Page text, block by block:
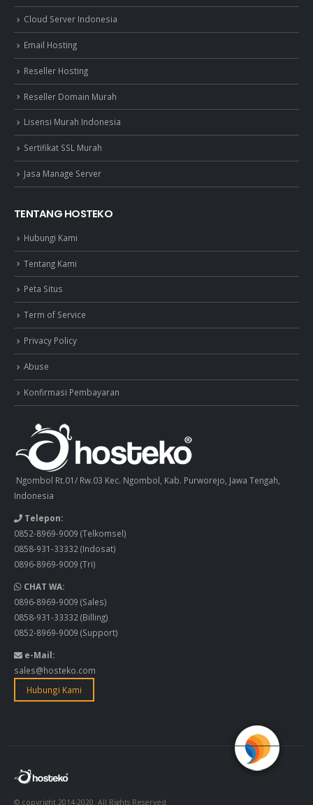
Cloud Server Indonesia
Email Hosting
Reseller Hosting
Reseller Domain Murah
Lisensi Murah Indonesia
Sertifikat SSL Murah
Jasa Manage Server
TENTANG HOSTEKO
Hubungi Kami
Tentang Kami
Peta Situs
Term of Service
Privacy Policy
Abuse
Konfirmasi Pembayaran
Ngombol Rt.01/ Rw.03 Kec. Ngombol, Kab. Purworejo, Jawa Tengah,
Indonesia
Telepon:
0852-8969-9009 (Telkomsel)
0858-931-33332 (Indosat)
0896-8969-9009 (Tri)
CHAT WA:
0896-8969-9009 (Sales)
0858-931-33332 (Billing)
0852-8969-9009 (Support)
e-Mail:
sales@hosteko.com
Hubungi Kami
© copyright 2014-2020. All Rights Reserved